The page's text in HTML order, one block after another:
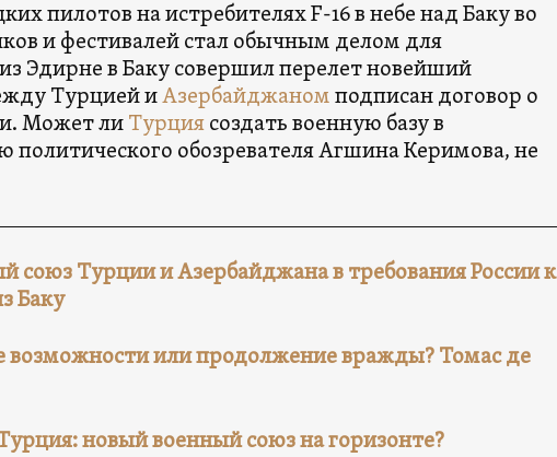
пилотов на истребителях F-16 в небе над Баку во
и фестивалей стал обычным делом для
Эдирне в Баку совершил перелет новейший
Турцией иАзербайджаномподписан договор о
Может лиТурциясоздать военную базу в
обозревателя Агшина Керимова, не
союз Турции и Азербайджана в требования России к
Баку
или продолжение вражды? Томас де
новый военный союз на горизонте?